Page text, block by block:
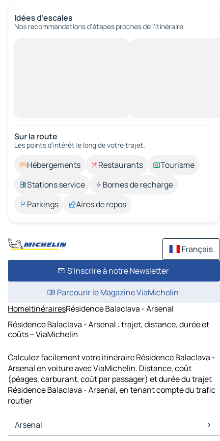
Idées d’escales
Nos recommandations d'étapes proches de l’itinéraire.
Sur la route
Les points d’intérêt le long de votre trajet.
Hébergements Restaurants
Tourisme
Stations service
Bornes de recharge
Parkings
Aires de repos
Français
S'inscrire à notre Newsletter
Parcourir le Magazine ViaMichelin
HomeItinérairesRésidence Balaclava - Arsenal
Résidence Balaclava - Arsenal : trajet, distance, durée et
coûts – ViaMichelin
Calculez facilement votre itinéraire Résidence Balaclava -
Arsenal en voiture avec ViaMichelin. Distance, coût
(péages, carburant, coût par passager) et durée du trajet
Résidence Balaclava - Arsenal, en tenant compte du trafic
routier
Arsenal